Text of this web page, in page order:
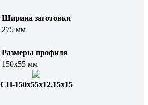
Ширина заготовки
275 мм
Размеры профиля
150х55 мм
СП-150х55х12.15х15